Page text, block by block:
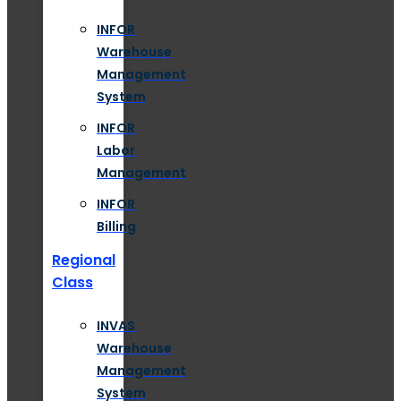
INFOR
Warehouse
Management
System
INFOR
Labor
Management
INFOR
Billing
Regional
Class
INVAS
Warehouse
Management
System